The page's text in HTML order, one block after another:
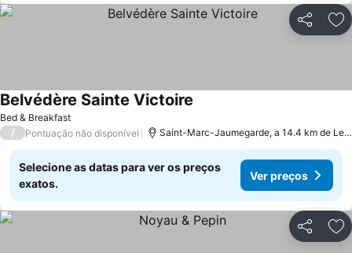
Partilhar
Bed & Breakfast
Belvédère Sainte Victoire
/ Pontuação não disponível Saint-Marc-Jaumegarde, a 14.4 km de Le Puy-Sainte-Réparade
Selecione as datas para ver os preços
exatos.
Ver preços
Partilhar